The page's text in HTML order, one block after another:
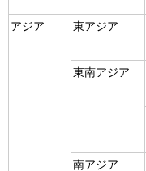
アジア 東アジア
東南アジア
南アジア